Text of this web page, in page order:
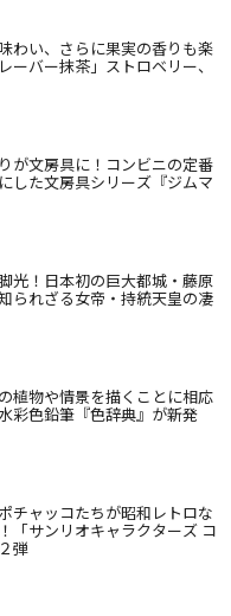
わい、さらに果実の香りも楽
ーバー抹茶」ストロベリー、
が文房具に！コンビニの定番
した文房具シリーズ『ジムマ
光！日本初の巨大都城・藤原
られざる女帝・持統天皇の凄
植物や情景を描くことに相応
彩色鉛筆『色辞典』が新発
チャッコたちが昭和レトロな
「サンリオキャラクターズ コ
弾